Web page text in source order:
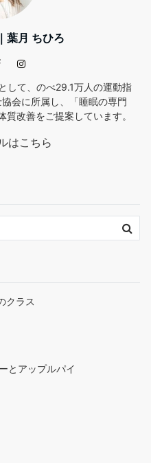
葉月 ちひろ
して、のべ29.1万人の運動指
会に所属し、「睡眠の専門
改善をご提案しています。
はこちら
クラス
とアップルパイ